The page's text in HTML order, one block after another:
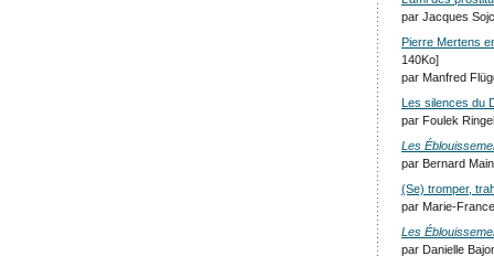
par Jacques
Pierre Mertens
140Ko]
par Manfred
Les silences du
par Foulek
Les
par Bernard
(Se) tromper,
par Marie-
Les
par Danielle